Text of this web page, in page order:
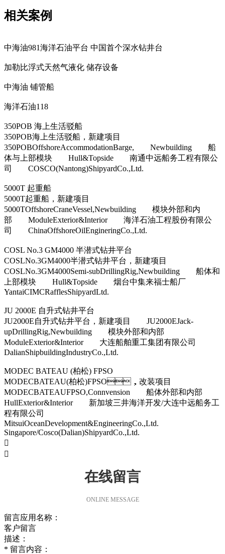
相关案例
中海油981海洋石油平台 中国首个深水钻井台
加勒比浮式天然气液化 储存设备
中海油 铺管船
海洋石油118
350POB 海上生活驳船
350POB海上生活驳船，新建项目
350POBOffshoreAccommodationBarge, Newbuilding 船
体与上部模块 Hull&Topside 南通中远船务工程有限公
司 COSCO(Nantong)ShipyardCo.,Ltd.
5000T 起重船
5000T起重船，新建项目
5000TOffshoreCraneVessel,Newbuilding 模块外部和内
部 ModuleExterior&Interior 海洋石油工程股份有限公
司 ChinaOffshoreOilEngineringCo.,Ltd.
COSL No.3 GM4000 半潜式钻井平台
COSLNo.3GM4000半潜式钻井平台，新建项目
COSLNo.3GM4000Semi-subDrillingRig,Newbuilding 船体和
上部模块 Hull&Topside 烟台中集来福士船厂
YantaiCIMCRafflesShipyardLtd.
JU 2000E 自升式钻井平台
JU2000E自升式钻井平台，新建项目 JU2000EJack-
upDrillingRig,Newbuilding 模块外部和内部
ModuleExterior&Interior 大连船舶重工集团有限公司
DalianShipbuildingIndustryCo.,Ltd.
MODEC BATEAU (柏松) FPSO
MODECBATEAU(柏松)FPSO，改装项目
MODECBATEAUFPSO,Connvension 船体外部和内部
HullExterior&Interior 新加坡三井海洋开发/大连中远船务工
程有限公司
MitsuiOceanDevelopment&EngineeringCo.,Ltd.
Singapore/Cosco(Dalian)ShipyardCo.,Ltd.


在线留言
ONLINE MESSAGE
留言应用名称：
客户留言
描述：
* 留言内容：